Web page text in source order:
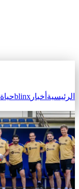
الرئيسية أخبار blinxحياة